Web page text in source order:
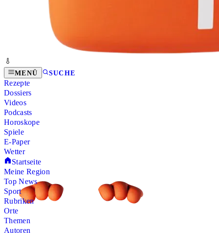
MENÜ SUCHE
Rezepte
Dossiers
Videos
Podcasts
Horoskope
Spiele
E-Paper
Wetter
Startseite
Meine Region
Top News
Sport
Rubriken
Orte
Themen
Autoren